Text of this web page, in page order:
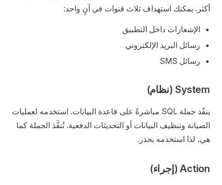
أكثر. يمكنك استهداف ثلاث قنوات في آنٍ واحد:
الإشعارات داخل التطبيق
رسائل البريد الإلكتروني
رسائل SMS
System (نظام)
ينفّذ جملة SQL مباشرةً على قاعدة البيانات. استخدمه لعمليات
الصيانة وتنظيف البيانات أو التحديثات الدفعية. تُنفَّذ الجملة كما
هي، لذا استخدمه بحذر.
Action (إجراء)